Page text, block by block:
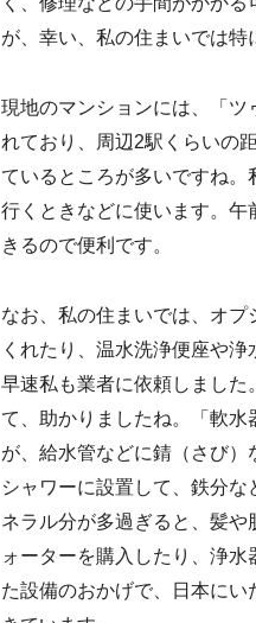
が、幸い、私の住まいでは特
現地のマンションには、「ツ
れており、周辺2駅くらいの
ているところが多いですね
行くときなどに使います。
きるので便利です。
なお、私の住まいでは、オ
くれたり、温水洗浄便座や
早速私も業者に依頼しました
て、助かりましたね。「軟
が、給水管などに錆（さび）
シャワーに設置して、鉄分
ネラル分が多過ぎると、髪
ォーターを購入したり、浄
た設備のおかげで、日本に